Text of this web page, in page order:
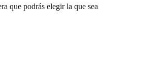
que podrás elegir la que sea